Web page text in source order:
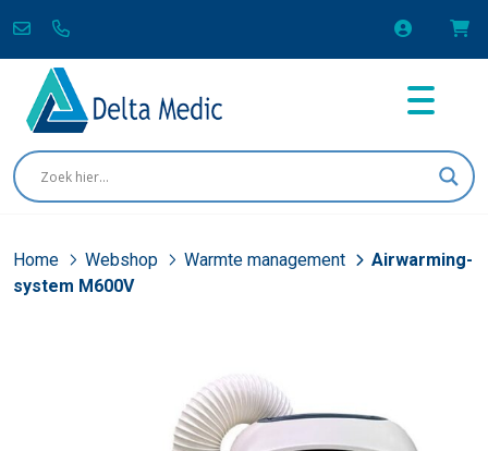
Home Webshop Warmte management
Airwarming-
system M600V